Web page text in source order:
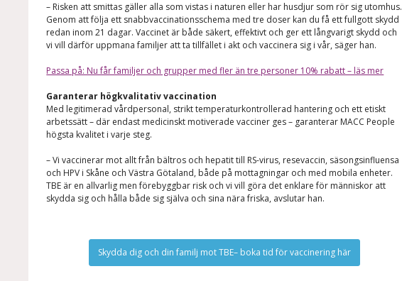
– Risken att smittas gäller alla som vistas i naturen eller har husdjur som rör sig utomhus.
Genom att följa ett snabbvaccinationsschema med tre doser kan du få ett fullgott skydd
redan inom 21 dagar. Vaccinet är både säkert, effektivt och ger ett långvarigt skydd och
vi vill därför uppmana familjer att ta tillfället i akt och vaccinera sig i vår, säger han.
Passa på: Nu får familjer och grupper med fler än tre personer 10% rabatt – läs mer
Garanterar högkvalitativ vaccination
Med legitimerad vårdpersonal, strikt temperaturkontrollerad hantering och ett etiskt
arbetssätt – där endast medicinskt motiverade vacciner ges – garanterar MACC People
högsta kvalitet i varje steg.
– Vi vaccinerar mot allt från bältros och hepatit till RS-virus, resevaccin, säsongsinfluensa
och HPV i Skåne och Västra Götaland, både på mottagningar och med mobila enheter.
TBE är en allvarlig men förebyggbar risk och vi vill göra det enklare för människor att
skydda sig och hålla både sig själva och sina nära friska, avslutar han.
Skydda dig och din familj mot TBE– boka tid för vaccinering här